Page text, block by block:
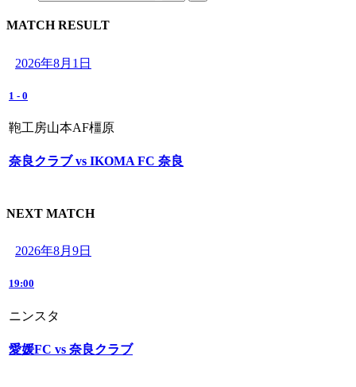
MATCH RESULT
2026年8月1日
1 - 0
鞄工房山本AF橿原
奈良クラブ vs IKOMA FC 奈良
NEXT MATCH
2026年8月9日
19:00
ニンスタ
愛媛FC vs 奈良クラブ